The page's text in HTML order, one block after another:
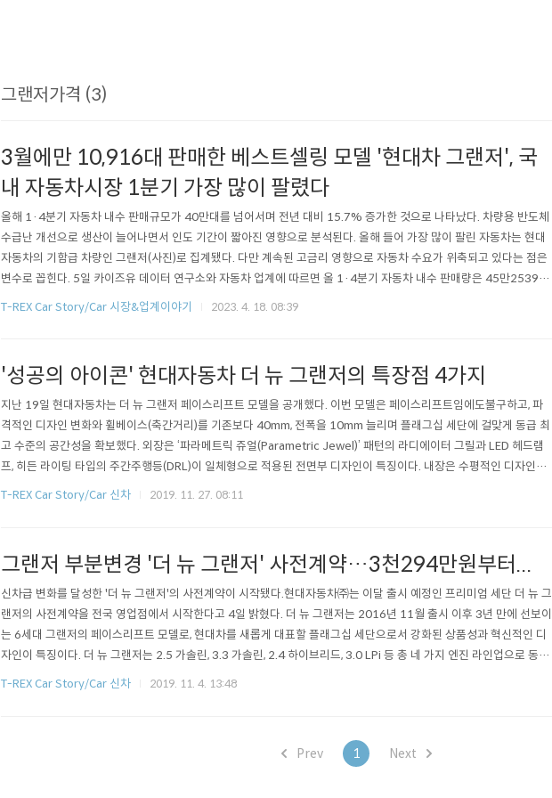
그랜저가격 (3)
3월에만 10,916대 판매한 베스트셀링 모델 '현대차 그랜저', 국
내 자동차시장 1분기 가장 많이 팔렸다
올해 1·4분기 자동차 내수 판매규모가 40만대를 넘어서며 전년 대비 15.7% 증가한 것으로 나타났다. 차량용 반도체
수급난 개선으로 생산이 늘어나면서 인도 기간이 짧아진 영향으로 분석된다. 올해 들어 가장 많이 팔린 자동차는 현대
자동차의 기함급 차량인 그랜저(사진)로 집계됐다. 다만 계속된 고금리 영향으로 자동차 수요가 위축되고 있다는 점은
변수로 꼽힌다. 5일 카이즈유 데이터 연구소와 자동차 업계에 따르면 올 1·4분기 자동차 내수 판매량은 45만2539대
를 기록했다. 지난해 같은 기간 대비 15.7% 증가한 수치다. 이 가운데 승용차가 38만2842대 팔려 13.6% 늘었고, 상
T-REX Car Story/Car 시장&업계이야기 2023. 4. 18. 08:39
'성공의 아이콘' 현대자동차 더 뉴 그랜저의 특장점 4가지
지난 19일 현대자동차는 더 뉴 그랜저 페이스리프트 모델을 공개했다. 이번 모델은 페이스리프트임에도불구하고, 파
격적인 디자인 변화와 휠베이스(축간거리)를 기존보다 40mm, 전폭을 10mm 늘리며 플래그십 세단에 걸맞게 동급 최
고 수준의 공간성을 확보했다. 외장은 ‘파라메트릭 쥬얼(Parametric Jewel)’ 패턴의 라디에이터 그릴과 LED 헤드램
프, 히든 라이팅 타입의 주간주행등(DRL)이 일체형으로 적용된 전면부 디자인이 특징이다. 내장은 수평적인 디자인을
통해 고급 라운지 감성으로 완성됐으며 신규 GUI(Graphic-User-Interface, 그래픽 및 사용자 인터페이스)가 적용된
T-REX Car Story/Car 신차 2019. 11. 27. 08:11
그랜저 부분변경 '더 뉴 그랜저' 사전계약…3천294만원부터...
신차급 변화를 달성한 '더 뉴 그랜저'의 사전계약이 시작됐다.현대자동차㈜는 이달 출시 예정인 프리미엄 세단 더 뉴 그
랜저의 사전계약을 전국 영업점에서 시작한다고 4일 밝혔다. 더 뉴 그랜저는 2016년 11월 출시 이후 3년 만에 선보이
는 6세대 그랜저의 페이스리프트 모델로, 현대차를 새롭게 대표할 플래그십 세단으로서 강화된 상품성과 혁신적인 디
자인이 특징이다. 더 뉴 그랜저는 2.5 가솔린, 3.3 가솔린, 2.4 하이브리드, 3.0 LPi 등 총 네 가지 엔진 라인업으로 동시
에 출시된다. 3.3 가솔린 모델은 6기통 3.3 가솔린 엔진이 구현하는 최고출력 290마력의 힘을 발휘한다. 3.3가솔린 모
T-REX Car Story/Car 신차 2019. 11. 4. 13:48
Prev 1 Next